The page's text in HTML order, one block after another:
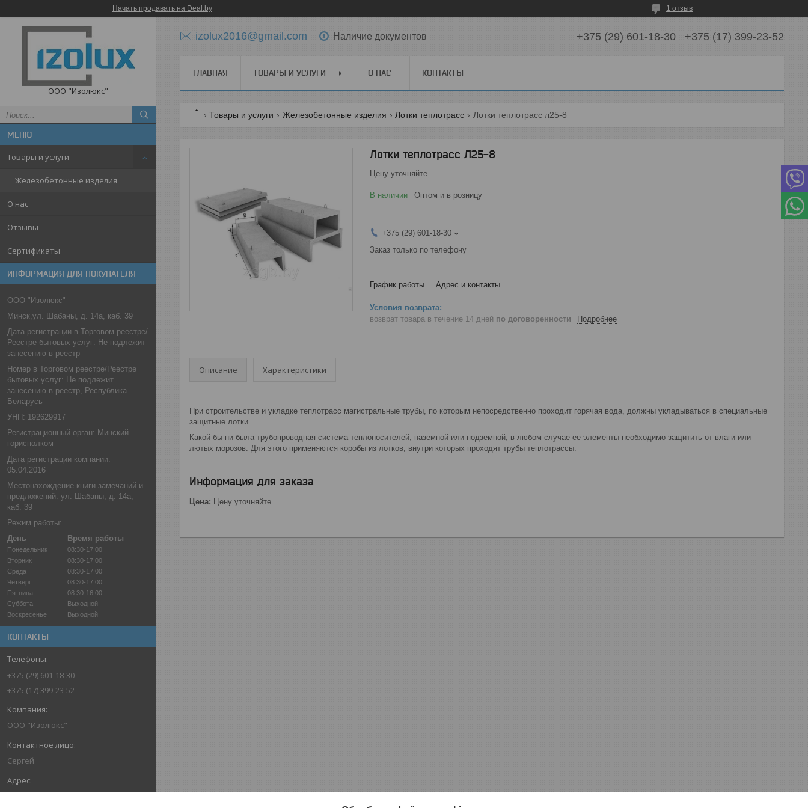
Начать продавать на Deal.by 1 отзыв
ООО "Изолюкс"
Товары и услуги
Железобетонные изделия
О нас
Отзывы
Сертификаты
ИНФОРМАЦИЯ ДЛЯ ПОКУПАТЕЛЯ
ООО "Изолюкс"
Минск,ул. Шабаны, д. 14а, каб. 39
Дата регистрации в Торговом реестре/
Реестре бытовых услуг: Не подлежит
занесению в реестр
Номер в Торговом реестре/Реестре
бытовых услуг: Не подлежит
занесению в реестр, Республика
Беларусь
УНП: 192629917
Регистрационный орган: Минский
горисполком
Дата регистрации компании:
05.04.2016
Местонахождение книги замечаний и
предложений: ул. Шабаны, д. 14а,
каб. 39
Режим работы:
День
Время работы
Понедельник
08:30-17:00
Вторник
08:30-17:00
Среда
08:30-17:00
Четверг
08:30-17:00
Пятница
08:30-16:00
Суббота
Выходной
Воскресенье
Выходной
КОНТАКТЫ
+375 (29) 601-18-30
+375 (17) 399-23-52
ООО "Изолюкс"
Сергей
ул. Шабаны, д. 14а, каб. 39, Минск,
izolux2016@gmail.com Наличие документов +375 (29) 601-18-30 +375 (17) 399-23-52
ГЛАВНАЯ ТОВАРЫ И УСЛУГИ О НАС КОНТАКТЫ
Товары и услуги Железобетонные изделия Лотки теплотрасс Лотки теплотрасс л25-8
Лотки теплотрасс Л25-8
Цену уточняйте
В наличии Оптом и в розницу
+375 (29) 601-18-30
Заказ только по телефону
График работы Адрес и контакты
возврат товара в течение 14 дней по договоренности Подробнее
Описание Характеристики
При строительстве и укладке теплотрасс магистральные трубы, по которым непосредственно проходит горячая вода, должны укладываться в специальные
защитные лотки.
Какой бы ни была трубопроводная система теплоносителей, наземной или подземной, в любом случае ее элементы необходимо защитить от влаги или
лютых морозов. Для этого применяются коробы из лотков, внутри которых проходят трубы теплотрассы.
Информация для заказа
Цена: Цену уточняйте